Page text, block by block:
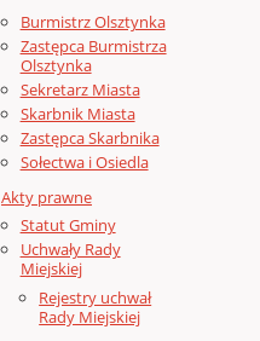
Burmistrz Olsztynka
Zastępca Burmistrza
Olsztynka
Sekretarz Miasta
Skarbnik Miasta
Zastępca Skarbnika
Sołectwa i Osiedla
Akty prawne
Statut Gminy
Uchwały Rady
Miejskiej
Rejestry uchwał
Rady Miejskiej